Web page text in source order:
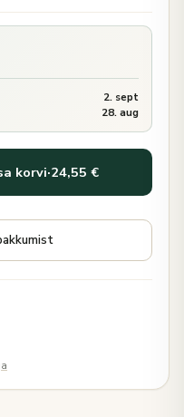
2. sept
28. aug
korvi·24,55 €